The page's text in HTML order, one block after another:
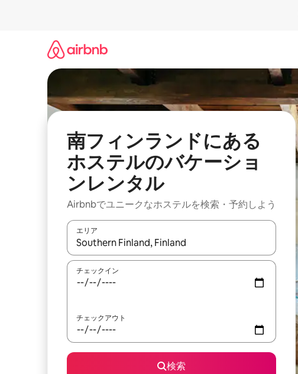
南フィンランドにある
ホステルのバケーショ
ンレンタル
Airbnbでユニークなホステルを検索・予約しよう
エリア
検索結果が表示されたら、上下の矢印キーを使って移動す
チェックイン
チェックアウト
検索